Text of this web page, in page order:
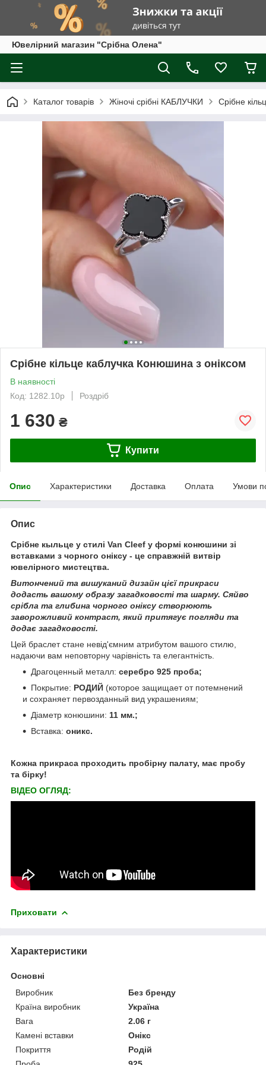
Ювелірний магазин "Срібна Олена"
Каталог товарів Жіночі срібні КАБЛУЧКИ Срібне
Срібне кільце каблучка Конюшина з оніксом
В наявності
Код: 1282.10р
Роздріб
1 630 ₴
Купити
Опис Характеристики Доставка Оплата Умови
Опис
Срібне кыльце у стилі Van Cleef у формі конюшини зі
вставками з чорного оніксу - це справжній витвір
ювелірного мистецтва.
Витончений та вишуканий дизайн цієї прикраси
додасть вашому образу загадковості та шарму. Сяйво
срібла та глибина чорного оніксу створюють
заворожливий контраст, який притягує погляди та
додає загадковості.
Цей браслет стане невід'ємним атрибутом вашого стилю,
надаючи вам неповторну чарівність та елегантність.
Драгоценный металл: серебро 925 проба;
Покрытие: РОДИЙ (которое защищает от потемнений
и сохраняет первозданный вид украшениям;
Діаметр конюшини: 11 мм.;
Вставка: оникс.
Кожна прикраса проходить пробірну палату, має пробу
та бірку!
ВІДЕО ОГЛЯД:
Приховати
Характеристики
Основні
Виробник
Без бренду
Країна виробник
Україна
Вага
2.06 г
Камені вставки
Онікс
Покриття
Родій